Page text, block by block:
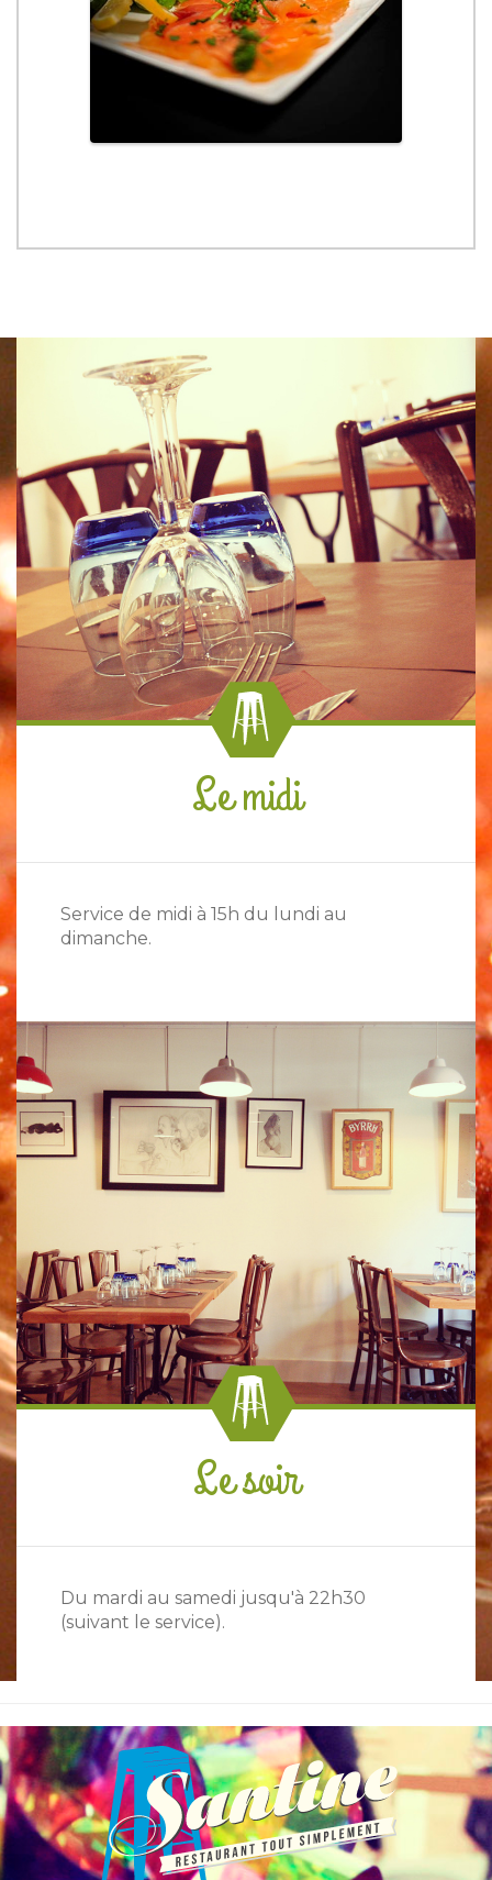
Le midi
Service de midi à 15h du lundi au
dimanche.
Le soir
Du mardi au samedi jusqu'à 22h30
(suivant le service).